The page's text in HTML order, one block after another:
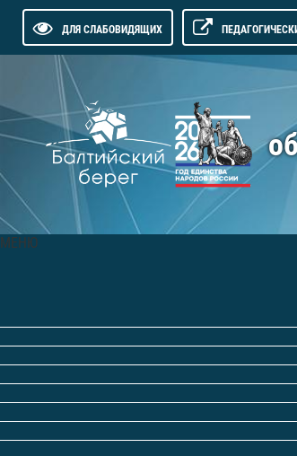
ДЛЯ СЛАБОВИДЯЩИХ
МЕНЮ